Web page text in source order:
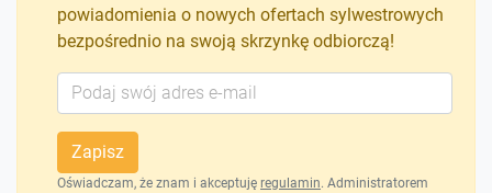
powiadomienia o nowych ofertach sylwestrowych
bezpośrednio na swoją skrzynkę odbiorczą!
Zapisz
Oświadczam, że znam i akceptuję regulamin. Administratorem